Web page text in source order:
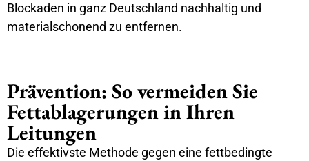
Blockaden in ganz Deutschland nachhaltig und
materialschonend zu entfernen.
Prävention: So vermeiden Sie
Fettablagerungen in Ihren
Leitungen
Die effektivste Methode gegen eine fettbedingte